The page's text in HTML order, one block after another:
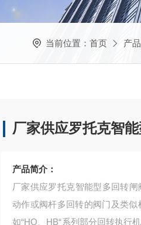
当前位置： 首页 产
厂家供应罗托克智
产品简介：
厂家供应罗托克智能型多回转
动作或阀杆多回转的阀门及类
如“HQ、HB“系列部分回转执行